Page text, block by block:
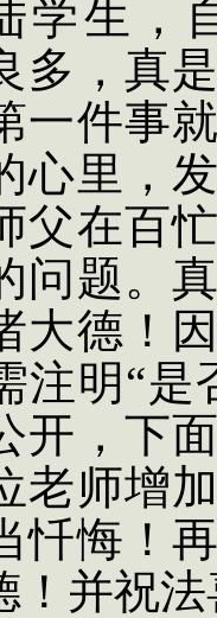
学生，
多，真
一件事
心里，
父在百
问题。
大德！
注明“是
开，下
老师增
忏悔！
！并祝